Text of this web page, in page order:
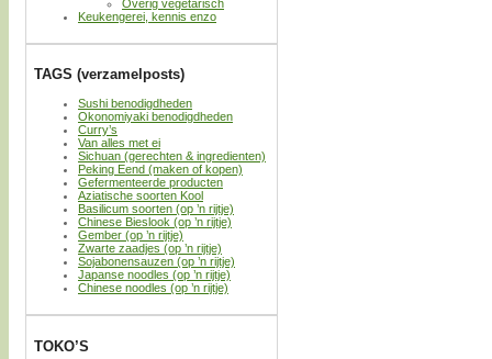
Overig vegetarisch
Keukengerei, kennis enzo
TAGS (verzamelposts)
Sushi benodigdheden
Okonomiyaki benodigdheden
Curry’s
Van alles met ei
Sichuan (gerechten & ingredienten)
Peking Eend (maken of kopen)
Gefermenteerde producten
Aziatische soorten Kool
Basilicum soorten (op ’n rijtje)
Chinese Bieslook (op ’n rijtje)
Gember (op ’n rijtje)
Zwarte zaadjes (op ’n rijtje)
Sojabonensauzen (op ’n rijtje)
Japanse noodles (op ’n rijtje)
Chinese noodles (op ’n rijtje)
TOKO’S